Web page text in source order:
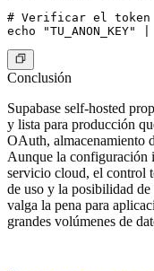
# Verificar el
Conclusión
Supabase self-hosted
y lista para producción
OAuth, almacenamiento
Aunque la configuración
servicio cloud, el control
de uso y la posibilidad de
valga la pena para
grandes volúmenes de